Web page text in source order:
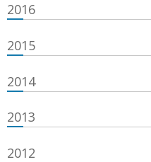
2016
2015
2014
2013
2012